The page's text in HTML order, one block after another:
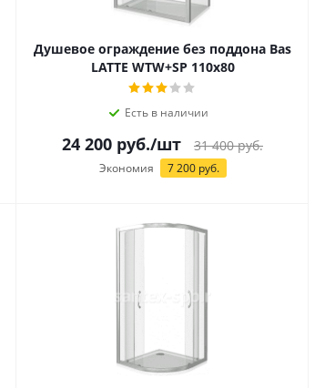
Душевое ограждение без поддона Bas
LATTE WTW+SP 110х80
Есть в наличии
24 200 руб./шт 31 400руб.
Экономия 7 200руб.